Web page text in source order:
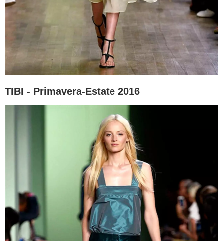
TIBI - Primavera-Estate 2016